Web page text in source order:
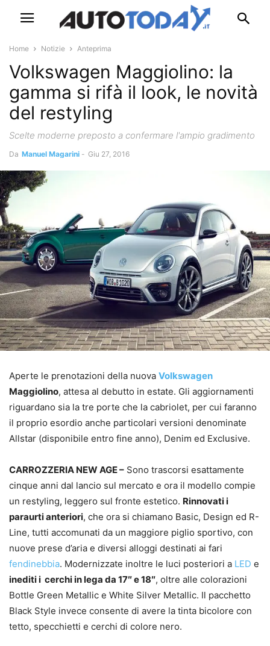
Home Notizie Anteprima
Volkswagen Maggiolino: la
gamma si rifà il look, le novità
del restyling
Scelte moderne preposto a confermare l'ampio gradimento
Da Manuel Magarini - Giu 27, 2016
Aperte le prenotazioni della nuova Volkswagen
Maggiolino, attesa al debutto in estate. Gli aggiornamenti
riguardano sia la tre porte che la cabriolet, per cui faranno
il proprio esordio anche particolari versioni denominate
Allstar (disponibile entro fine anno), Denim ed Exclusive.
CARROZZERIA NEW AGE – Sono trascorsi esattamente
cinque anni dal lancio sul mercato e ora il modello compie
un restyling, leggero sul fronte estetico. Rinnovati i
paraurti anteriori, che ora si chiamano Basic, Design ed R-
Line, tutti accomunati da un maggiore piglio sportivo, con
nuove prese d’aria e diversi alloggi destinati ai fari
fendinebbia. Modernizzate inoltre le luci posteriori a LED e
inediti i cerchi in lega da 17″ e 18″, oltre alle colorazioni
Bottle Green Metallic e White Silver Metallic. Il pacchetto
Black Style invece consente di avere la tinta bicolore con
tetto, specchietti e cerchi di colore nero.